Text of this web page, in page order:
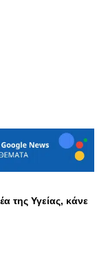
της Υγείας, κάνε